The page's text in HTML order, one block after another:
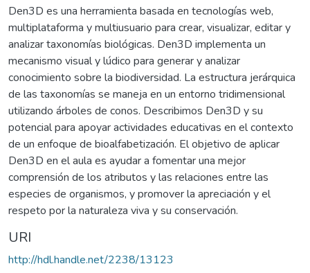
Den3D es una herramienta basada en tecnologías web,
multiplataforma y multiusuario para crear, visualizar, editar y
analizar taxonomías biológicas. Den3D implementa un
mecanismo visual y lúdico para generar y analizar
conocimiento sobre la biodiversidad. La estructura jerárquica
de las taxonomías se maneja en un entorno tridimensional
utilizando árboles de conos. Describimos Den3D y su
potencial para apoyar actividades educativas en el contexto
de un enfoque de bioalfabetización. El objetivo de aplicar
Den3D en el aula es ayudar a fomentar una mejor
comprensión de los atributos y las relaciones entre las
especies de organismos, y promover la apreciación y el
respeto por la naturaleza viva y su conservación.
URI
http://hdl.handle.net/2238/13123